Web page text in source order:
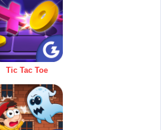
Tic Tac Toe